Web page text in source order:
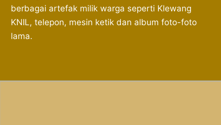
berbagai artefak milik warga seperti Klewang
KNIL, telepon, mesin ketik dan album foto-foto
lama.